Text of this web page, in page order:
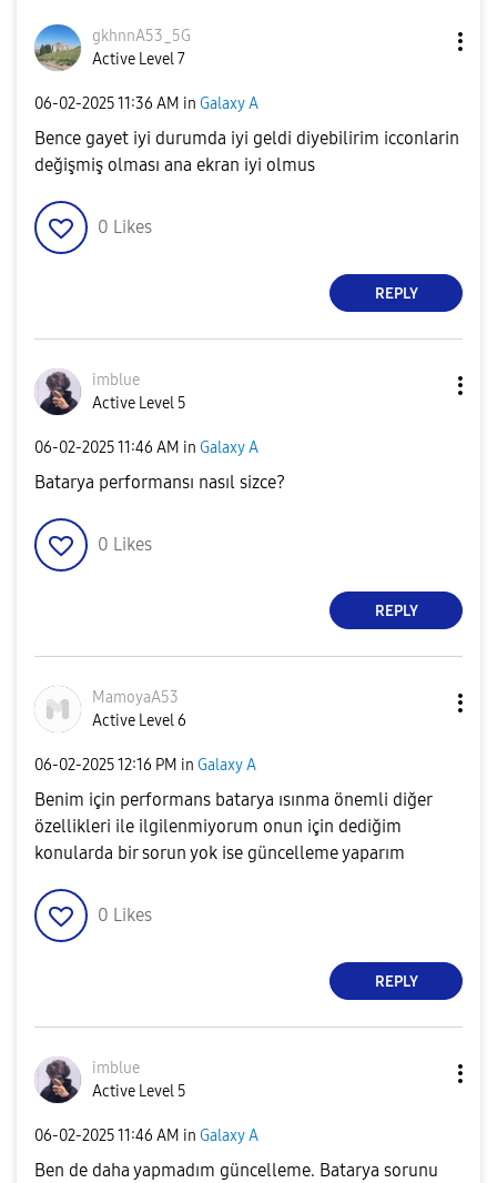
gkhnnA53_5G
Active Level 7
‎06-02-202511:36 AM in Galaxy A
Bence gayet iyi durumda iyi geldi diyebilirim icconlarin
değişmiş olması ana ekran iyi olmus
0 Likes
REPLY
imblue
Active Level 5
‎06-02-202511:46 AM in Galaxy A
Batarya performansı nasıl sizce?
0 Likes
REPLY
MamoyaA53
Active Level 6
‎06-02-202512:16 PM in Galaxy A
Benim için performans batarya ısınma önemli diğer
özellikleri ile ilgilenmiyorum onun için dediğim
konularda bir sorun yok ise güncelleme yaparım
0 Likes
REPLY
imblue
Active Level 5
‎06-02-202511:46 AM in Galaxy A
Ben de daha yapmadım güncelleme. Batarya sorunu